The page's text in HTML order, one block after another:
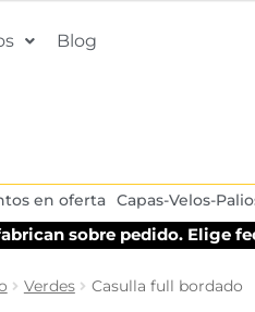
Blog
en oferta Capas-Velos-
sobre pedido. Elige
Verdes Casulla full bordado